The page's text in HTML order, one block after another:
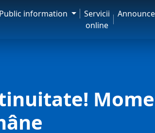
Public information
Servicii
online